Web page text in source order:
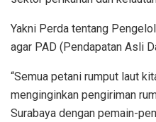
Yakni Perda tentang
agar PAD (Pendapatan Asli
“Semua petani rumput laut
menginginkan pengiriman
Surabaya dengan pemain-